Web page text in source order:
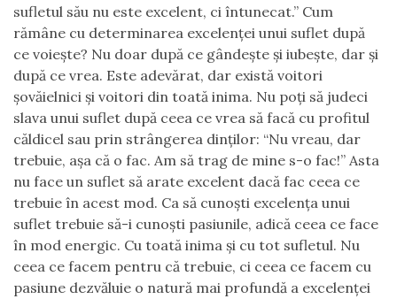
sufletul său nu este excelent, ci întunecat.” Cum
rămâne cu determinarea excelenţei unui suflet după
ce voieşte? Nu doar după ce gândeşte şi iubeşte, dar şi
după ce vrea. Este adevărat, dar există voitori
şovăielnici şi voitori din toată inima. Nu poţi să judeci
slava unui suflet după ceea ce vrea să facă cu profitul
căldicel sau prin strângerea dinţilor: “Nu vreau, dar
trebuie, aşa că o fac. Am să trag de mine s-o fac!” Asta
nu face un suflet să arate excelent dacă fac ceea ce
trebuie în acest mod. Ca să cunoşti excelenţa unui
suflet trebuie să-i cunoşti pasiunile, adică ceea ce face
în mod energic. Cu toată inima şi cu tot sufletul. Nu
ceea ce facem pentru că trebuie, ci ceea ce facem cu
pasiune dezvăluie o natură mai profundă a excelenţei